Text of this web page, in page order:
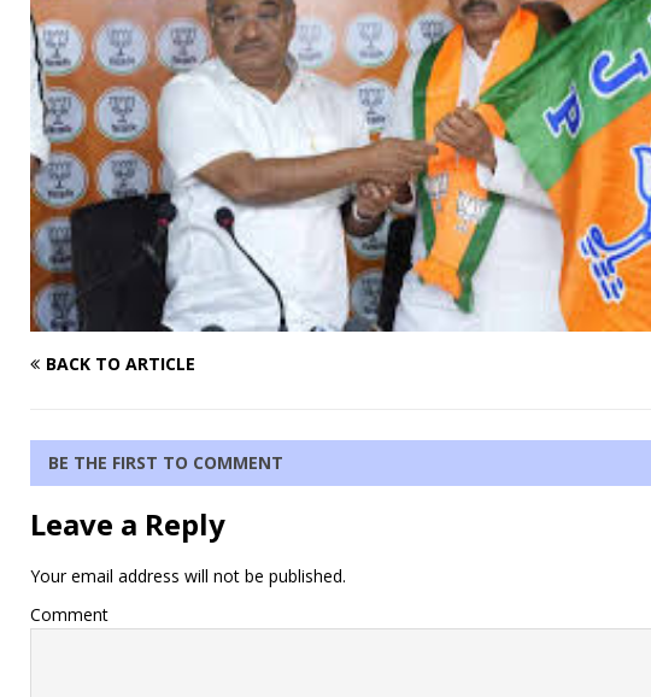
BACK TO ARTICLE
BE THE FIRST TO COMMENT
Leave a Reply
Your email address will not be published.
Comment